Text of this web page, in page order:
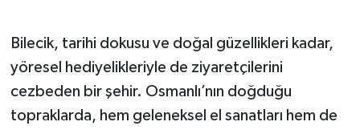
Bilecik, tarihi dokusu ve doğal güzellikleri kadar,
yöresel hediyelikleriyle de ziyaretçilerini
cezbeden bir şehir. Osmanlı’nın doğduğu
topraklarda, hem geleneksel el sanatları hem de